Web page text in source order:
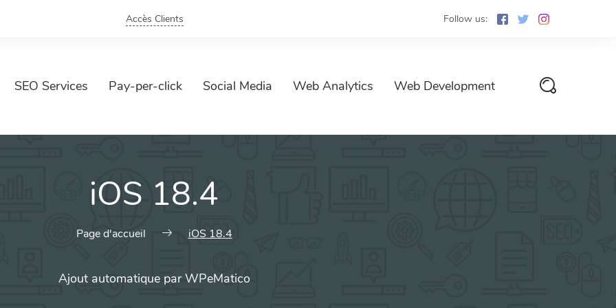
Accès Clients Follow us:
SEO Services Pay-per-click Social Media Web Analytics Web Development
iOS 18.4
Page d'accueil iOS 18.4
Ajout automatique par WPeMatico